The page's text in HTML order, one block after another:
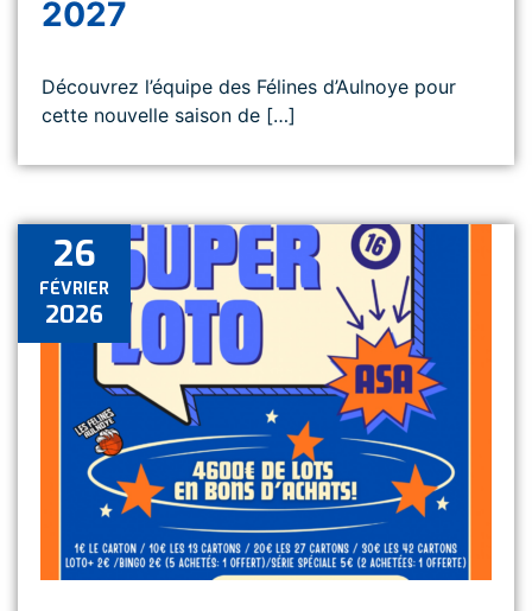
2027
Découvrez l’équipe des Félines d’Aulnoye pour
cette nouvelle saison de […]
26
FÉVRIER
2026